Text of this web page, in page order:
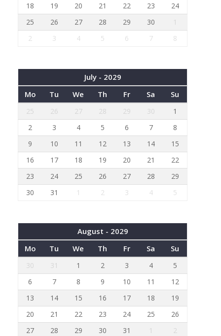
18
19 20 21 22 23
24
25
26 27 28 29 30
1
2
3 4 5 6 7 8
July - 2029
Mo
Tu We Th Fr Sa Su
25 26 27 28 29 30
1
2
3 4 5 6 7
8
9
10 11 12 13 14
15
16
17 18 19 20 21
22
23
24 25 26 27 28
29
30
31 1 2 3 4 5
August - 2029
Mo
Tu We Th Fr Sa Su
30 31 1 2 3 4
5
6
7 8 9 10 11
12
13
14 15 16 17 18
19
20
21 22 23 24 25
26
27
28 29 30 31 1
2